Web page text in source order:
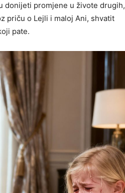
donijeti promjene u živote drugih,
priču o Lejli i maloj Ani, shvatit
pate.